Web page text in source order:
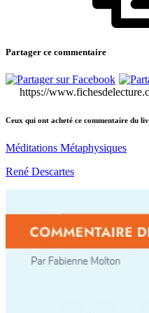
Partager ce commentaire
https://
Ceux qui ont acheté ce commentaire du
Méditations Métaphysiques
René Descartes